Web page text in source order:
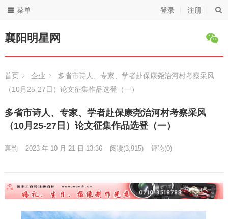
登录 注册
襄阳明星网
菜单
首页 企业
多省市诗人、专家、学者赴保康尧治河村考察采风
（10月25-27日）论文征集作品选登（一）
多省市诗人、专家、学者赴保康尧治河村考察采风
（10月25-27日）论文征集作品选登（一）
襄韵 2023 年 10 月 21 日 13:36 阅读(3,915) 评论(0)